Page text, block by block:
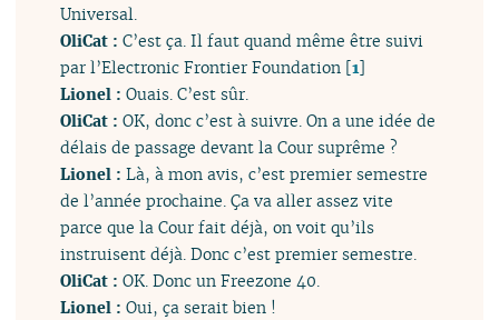
Universal.
OliCat : C’est ça. Il faut quand même être suivi
par l’Electronic Frontier Foundation [1]
Lionel :Ouais. C’est sûr.
OliCat : OK, donc c’est à suivre. On a une idée de
délais de passage devant la Cour suprême ?
Lionel :Là, à mon avis, c’est premier semestre
de l’année prochaine. Ça va aller assez vite
parce que la Cour fait déjà, on voit qu’ils
instruisent déjà. Donc c’est premier semestre.
OliCat : OK. Donc un Freezone 40.
Lionel :Oui, ça serait bien !